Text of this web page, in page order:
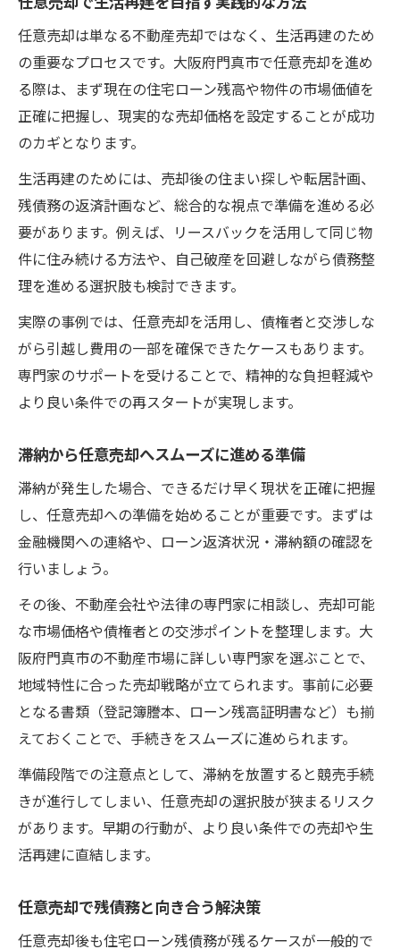
任意売却は単なる不動産売却ではなく、生活再建のため
の重要なプロセスです。大阪府門真市で任意売却を進め
る際は、まず現在の住宅ローン残高や物件の市場価値を
正確に把握し、現実的な売却価格を設定することが成功
のカギとなります。
生活再建のためには、売却後の住まい探しや転居計画、
残債務の返済計画など、総合的な視点で準備を進める必
要があります。例えば、リースバックを活用して同じ物
件に住み続ける方法や、自己破産を回避しながら債務整
理を進める選択肢も検討できます。
実際の事例では、任意売却を活用し、債権者と交渉しな
がら引越し費用の一部を確保できたケースもあります。
専門家のサポートを受けることで、精神的な負担軽減や
より良い条件での再スタートが実現します。
滞納から任意売却へスムーズに進める準備
滞納が発生した場合、できるだけ早く現状を正確に把握
し、任意売却への準備を始めることが重要です。まずは
金融機関への連絡や、ローン返済状況・滞納額の確認を
行いましょう。
その後、不動産会社や法律の専門家に相談し、売却可能
な市場価格や債権者との交渉ポイントを整理します。大
阪府門真市の不動産市場に詳しい専門家を選ぶことで、
地域特性に合った売却戦略が立てられます。事前に必要
となる書類（登記簿謄本、ローン残高証明書など）も揃
えておくことで、手続きをスムーズに進められます。
準備段階での注意点として、滞納を放置すると競売手続
きが進行してしまい、任意売却の選択肢が狭まるリスク
があります。早期の行動が、より良い条件での売却や生
活再建に直結します。
任意売却で残債務と向き合う解決策
任意売却後も住宅ローン残債務が残るケースが一般的で